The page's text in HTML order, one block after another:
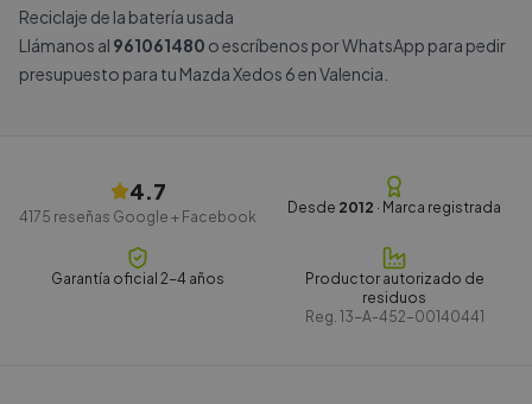
Reciclaje de la batería usada
Llámanos al 961061480 o escríbenos porWhatsApp para pedir
presupuesto para tu Mazda Xedos 6 en Valencia.
4.7
4175 reseñas Google + Facebook
Desde 2012 · Marca registrada
Garantía oficial 2-4 años
Productor autorizado de
residuos
Reg. 13-A-452-00140441